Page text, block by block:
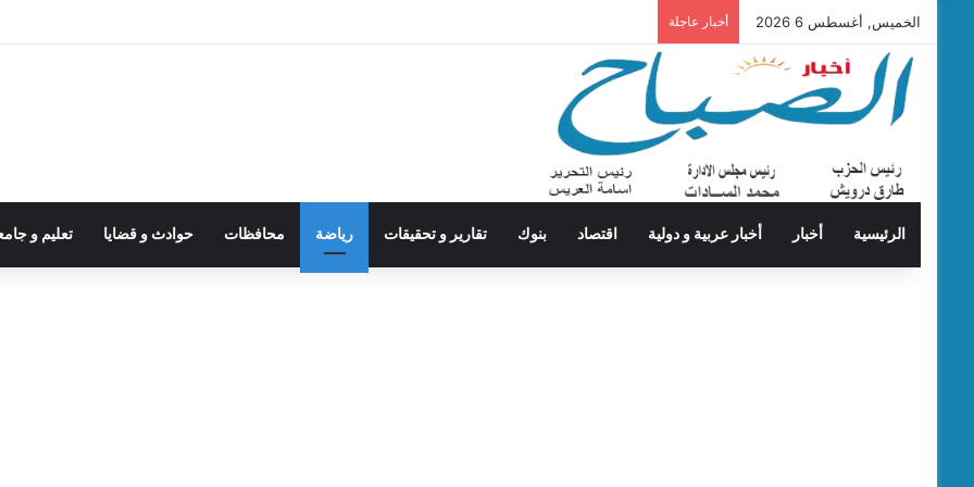
الخميس, أغسطس 6 2026 أخبار عاجلة
الرئيسية أخبار أخبار عربية و دولية اقتصاد بنوك تقارير و تحقيقات رياضة محافظات حوادث و قضايا تعليم و